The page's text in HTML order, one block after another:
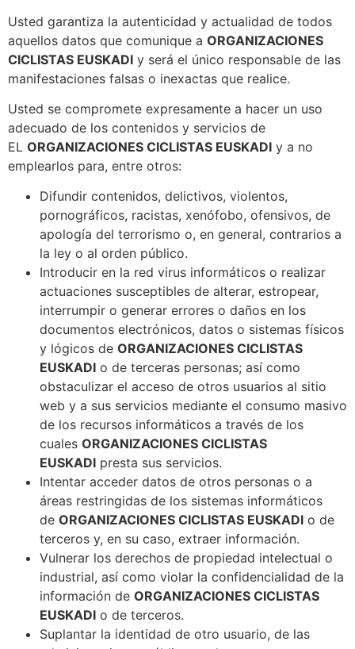
Usted garantiza la autenticidad y actualidad de todos
aquellos datos que comunique a ORGANIZACIONES
CICLISTAS EUSKADI y será el único responsable de las
manifestaciones falsas o inexactas que realice.
Usted se compromete expresamente a hacer un uso
adecuado de los contenidos y servicios de
EL ORGANIZACIONES CICLISTAS EUSKADI y a no
emplearlos para, entre otros:
Difundir contenidos, delictivos, violentos,
pornográficos, racistas, xenófobo, ofensivos, de
apología del terrorismo o, en general, contrarios a
la ley o al orden público.
Introducir en la red virus informáticos o realizar
actuaciones susceptibles de alterar, estropear,
interrumpir o generar errores o daños en los
documentos electrónicos, datos o sistemas físicos
y lógicos de ORGANIZACIONES CICLISTAS
EUSKADI o de terceras personas; así como
obstaculizar el acceso de otros usuarios al sitio
web y a sus servicios mediante el consumo masivo
de los recursos informáticos a través de los
cuales ORGANIZACIONES CICLISTAS
EUSKADI presta sus servicios.
Intentar acceder datos de otros personas o a
áreas restringidas de los sistemas informáticos
de ORGANIZACIONES CICLISTAS EUSKADI o de
terceros y, en su caso, extraer información.
Vulnerar los derechos de propiedad intelectual o
industrial, así como violar la confidencialidad de la
información de ORGANIZACIONES CICLISTAS
EUSKADI o de terceros.
Suplantar la identidad de otro usuario, de las